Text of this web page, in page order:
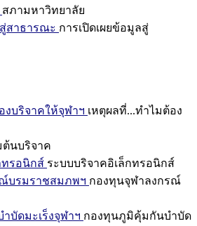
สภามหาวิทยาลัย
สาธารณะ การเปิดเผยข้อมูลสู่
งบริจาคให้จุฬาฯ เหตุผลที่...ทำไมต้อง
ต้นบริจาค
ทรอนิกส์ ระบบบริจาคอิเล็กทรอนิกส์
บรมราชสมภพฯ กองทุนจุฬาลงกรณ์
บัดมะเร็งจุฬาฯ กองทุนภูมิคุ้มกันบำบัด